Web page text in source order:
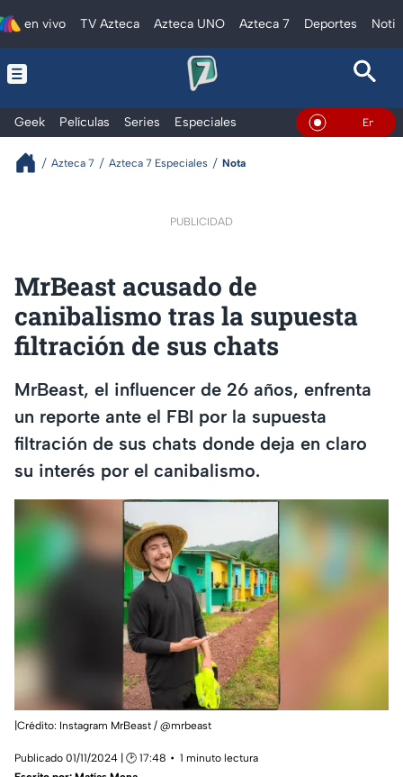
en vivo TV Azteca Azteca UNO Azteca 7 Deportes
Geek Películas Series Especiales En Vivo
Azteca 7 Azteca 7 Especiales Nota
PUBLICIDAD
MrBeast acusado de
canibalismo tras la supuesta
filtración de sus chats
MrBeast, el influencer de 26 años, enfrenta
un reporte ante el FBI por la supuesta
filtración de sus chats donde deja en claro
su interés por el canibalismo.
|Crédito: Instagram MrBeast / @mrbeast
Publicado 01/11/2024 | 🕑 17:48
1 minuto lectura